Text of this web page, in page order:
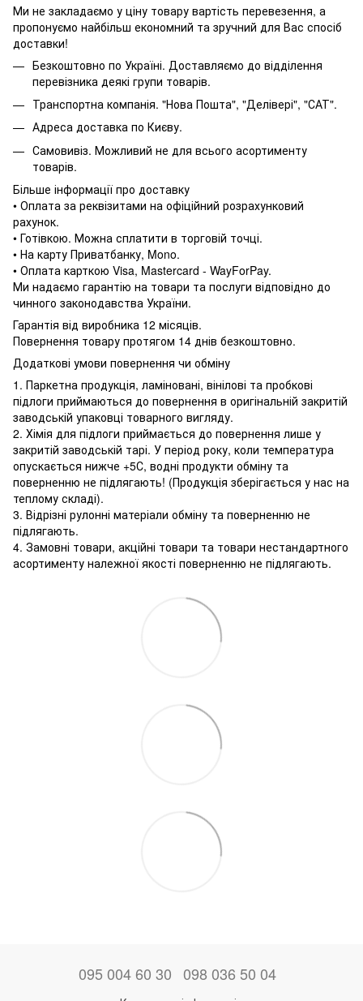
Ми не закладаємо у ціну товару вартість перевезення, а
пропонуємо найбільш економний та зручний для Вас спосіб
доставки!
Безкоштовно по Україні. Доставляємо до відділення
перевізника деякі групи товарів.
Транспортна компанія. "Нова Пошта", "Делівері", "САТ".
Адреса доставка по Києву.
Самовивіз. Можливий не для всього асортименту
товарів.
Більше інформації про доставку
• Оплата за реквізитами на офіційний розрахунковий
рахунок.
• Готівкою. Можна сплатити в торговій точці.
• На карту Приватбанку, Mono.
• Оплата карткою Visa, Mastercard - WayForPay.
Ми надаємо гарантію на товари та послуги відповідно до
чинного законодавства України.
Гарантія від виробника 12 місяців.
Повернення товару протягом 14 днів безкоштовно.
Додаткові умови повернення чи обміну
1. Паркетна продукція, ламіновані, вінілові та пробкові
підлоги приймаються до повернення в оригінальній закритій
заводській упаковці товарного вигляду.
2. Хімія для підлоги приймається до повернення лише у
закритій заводській тарі. У період року, коли температура
опускається нижче +5С, водні продукти обміну та
поверненню не підлягають! (Продукція зберігається у нас на
теплому складі).
3. Відрізні рулонні матеріали обміну та поверненню не
підлягають.
4. Замовні товари, акційні товари та товари нестандартного
асортименту належної якості поверненню не підлягають.
095 004 60 30 098 036 50 04